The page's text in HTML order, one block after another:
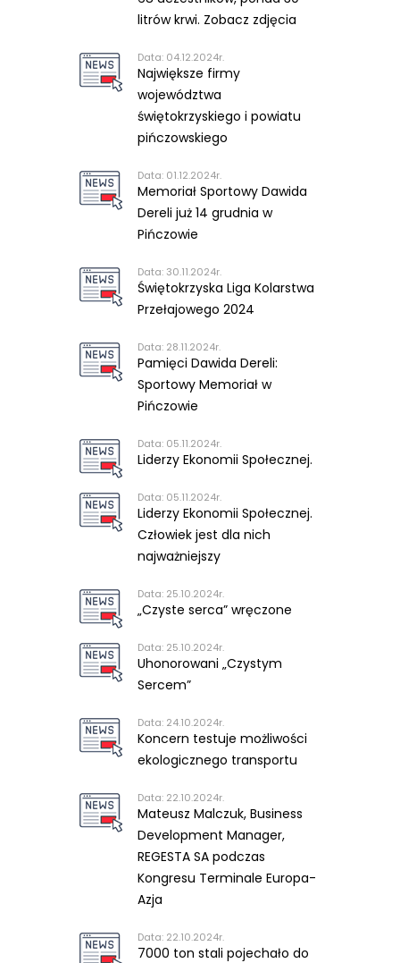
litrów krwi. Zobacz zdjęcia
Data: 04.12.2024r.
Największe firmy
województwa
świętokrzyskiego i powiatu
pińczowskiego
Data: 01.12.2024r.
Memoriał Sportowy Dawida
Dereli już 14 grudnia w
Pińczowie
Data: 30.11.2024r.
Świętokrzyska Liga Kolarstwa
Przełajowego 2024
Data: 28.11.2024r.
Pamięci Dawida Dereli:
Sportowy Memoriał w
Pińczowie
Data: 05.11.2024r.
Liderzy Ekonomii Społecznej.
Data: 05.11.2024r.
Liderzy Ekonomii Społecznej.
Człowiek jest dla nich
najważniejszy
Data: 25.10.2024r.
„Czyste serca” wręczone
Data: 25.10.2024r.
Uhonorowani „Czystym
Sercem”
Data: 24.10.2024r.
Koncern testuje możliwości
ekologicznego transportu
Data: 22.10.2024r.
Mateusz Malczuk, Business
Development Manager,
REGESTA SA podczas
Kongresu Terminale Europa-
Azja
Data: 22.10.2024r.
7000 ton stali pojechało do